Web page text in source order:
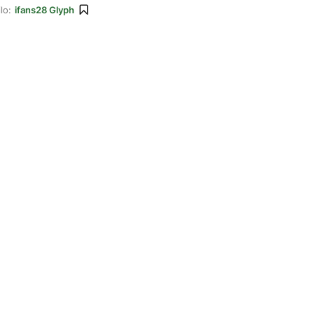
ifans28 Glyph